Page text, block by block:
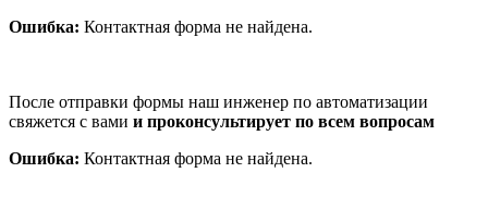
Ошибка: Контактная форма не найдена.
После отправки формы наш инженер по автоматизации
свяжется с вами и проконсультирует по всем вопросам
Ошибка: Контактная форма не найдена.